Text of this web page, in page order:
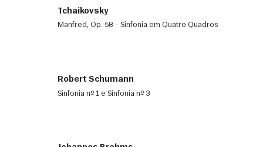
Tchaikovsky
Manfred, Op. 58 - Sinfonia em Quatro Quadros
Robert Schumann
Sinfonia nº 1 e Sinfonia nº 3